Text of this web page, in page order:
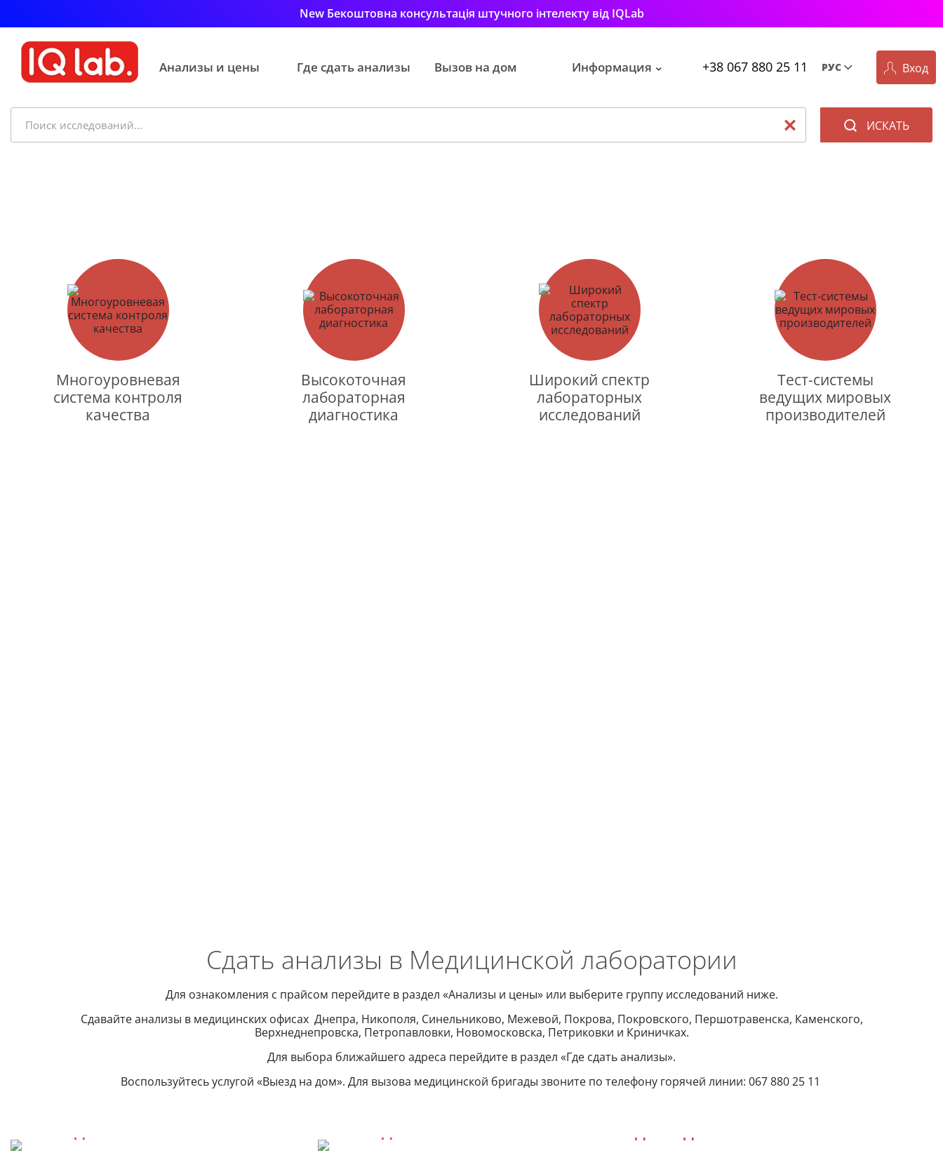
New Бекоштовна консультація штучного інтелекту від IQLab
Анализы и цены Где сдать анализы Вызов на дом Информация +38 067 880 25 11
РУС
Вход
ИСКАТЬ
Многоуровневая
система контроля
качества
Высокоточная
лабораторная
диагностика
Широкий спектр
лабораторных
исследований
Тест-системы
ведущих мировых
производителей
Сдать анализы в Медицинской лаборатории
Для ознакомления с прайсом перейдите в раздел «Анализы и цены» или выберите группу исследований ниже.
Сдавайте анализы в медицинских офисах Днепра, Никополя, Синельниково, Межевой, Покрова, Покровского, Першотравенска, Каменского,
Верхнеднепровска, Петропавловки, Новомосковска, Петриковки и Криничках.
Для выбора ближайшего адреса перейдите в раздел «Где сдать анализы».
Воспользуйтесь услугой «Выезд на дом». Для вызова медицинской бригады звоните по телефону горячей линии: 067 880 25 11